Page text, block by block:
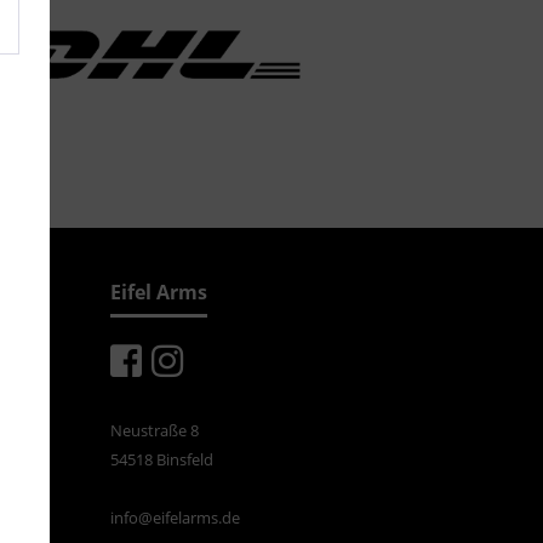
Eifel Arms
Neustraße 8
54518 Binsfeld
info@eifelarms.de